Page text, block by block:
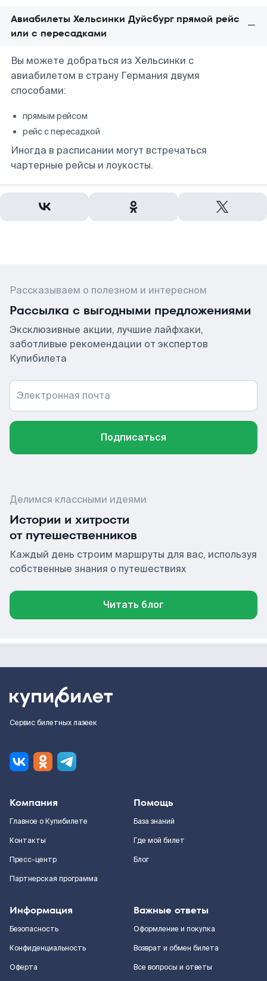
Авиабилеты Хельсинки Дуйсбург прямой рейс
или с пересадками
Вы можете добраться из Хельсинки с
авиабилетом в страну Германия двумя
способами:
прямым рейсом
рейс с пересадкой
Иногда в расписании могут встречаться
чартерные рейсы и лоукосты.
Рассказываем о полезном и интересном
Рассылка с выгодными предложениями
Эксклюзивные акции, лучшие лайфхаки,
заботливые рекомендации от экспертов
Купибилета
Электронная почта
Подписаться
Делимся классными идеями
Истории и хитрости
от путешественников
Каждый день строим маршруты для вас, используя
собственные знания о путешествиях
Читать блог
Сервис билетных лазеек
Компания
Главное о Купибилете
Контакты
Пресс-центр
Партнерская программа
Помощь
База знаний
Где мой билет
Блог
Информация
Безопасность
Конфиденциальность
Оферта
Важные ответы
Оформление и покупка
Возврат и обмен билета
Все вопросы и ответы